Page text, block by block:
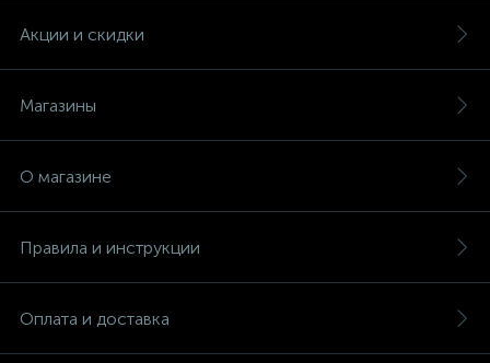
Акции и скидки
Магазины
О магазине
Правила и инструкции
Оплата и доставка